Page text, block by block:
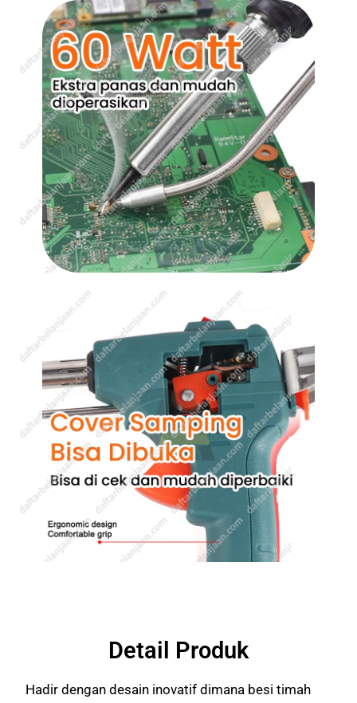
Detail Produk
Hadir dengan desain inovatif dimana besi timah